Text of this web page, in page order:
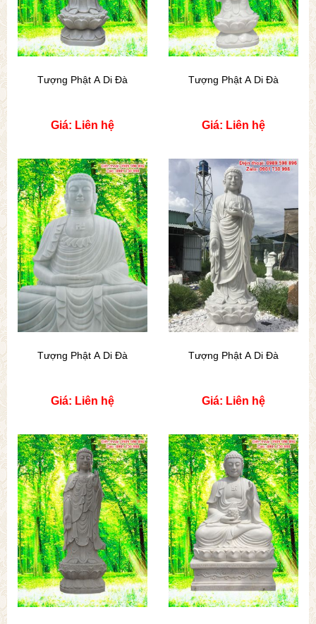
Tượng Phật A Di Đà
Giá: Liên hệ
Tượng Phật A Di Đà
Giá: Liên hệ
Tượng Phật A Di Đà
Giá: Liên hệ
Tượng Phật A Di Đà
Giá: Liên hệ